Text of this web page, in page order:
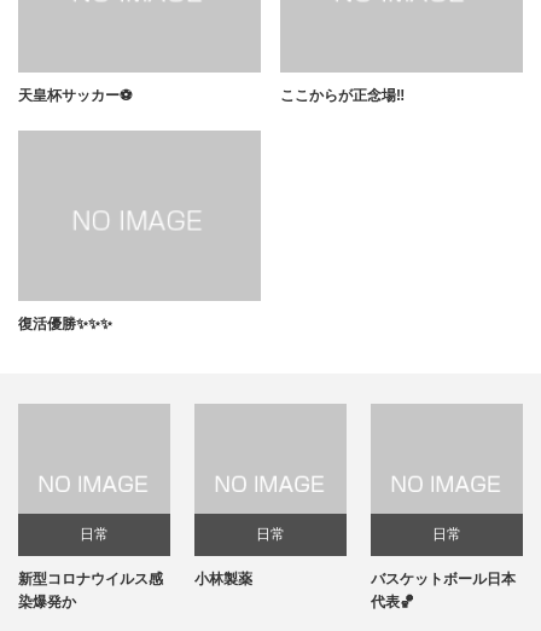
天皇杯サッカー⚽️ ここからが正念場‼️
復活優勝✨✨✨
日常
新型コロナウイルス感
染爆発か
日常
小林製薬
日常
バスケットボール日本
代表🏀